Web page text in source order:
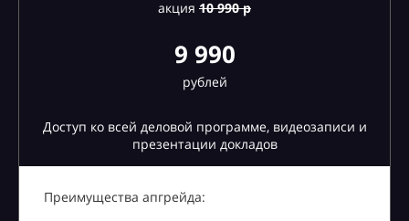
акция 10990 р
9 990
рублей
Доступ ко всей деловой программе, видеозаписи и
презентации докладов
Преимущества апгрейда: